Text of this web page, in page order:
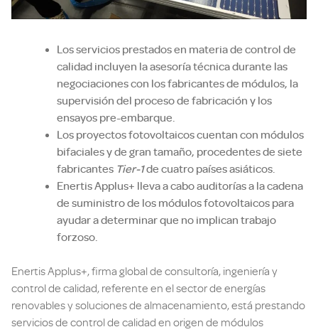
Los servicios prestados en materia de control de
calidad incluyen la asesoría técnica durante las
negociaciones con los fabricantes de módulos, la
supervisión del proceso de fabricación y los
ensayos pre-embarque.
Los proyectos fotovoltaicos cuentan con módulos
bifaciales y de gran tamaño, procedentes de siete
fabricantes Tier-1de cuatro países asiáticos.
Enertis Applus+ lleva a cabo auditorías a la cadena
de suministro de los módulos fotovoltaicos para
ayudar a determinar que no implican trabajo
forzoso.
Enertis Applus+, firma global de consultoría, ingeniería y
control de calidad, referente en el sector de energías
renovables y soluciones de almacenamiento, está prestando
servicios de control de calidad en origen de módulos